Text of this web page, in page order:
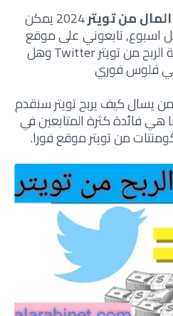
من تويتر 2024 يمكن
اسبوع, تابعوني على موقع
لتعرفوا كيفية الربح من تويتر Twitter وهل
فلوس فوري
يسال كيف يربح تويتر سنقدم
هي فائدة كثرة المتابعين في
من تويتر موقع فورا.